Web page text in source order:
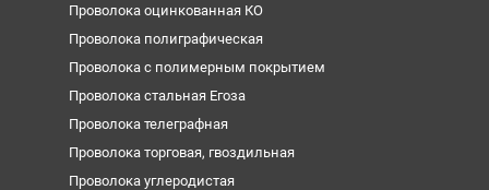
Проволока оцинкованная КО
Проволока полиграфическая
Проволока с полимерным покрытием
Проволока стальная Егоза
Проволока телеграфная
Проволока торговая, гвоздильная
Проволока углеродистая